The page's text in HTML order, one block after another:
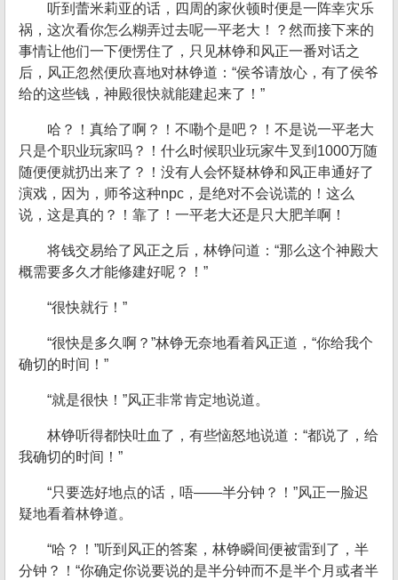
听到蕾米莉亚的话，四周的家伙顿时便是一阵幸灾乐
祸，这次看你怎么糊弄过去呢一平老大！？然而接下来的
事情让他们一下便愣住了，只见林铮和风正一番对话之
后，风正忽然便欣喜地对林铮道：“侯爷请放心，有了侯爷
给的这些钱，神殿很快就能建起来了！”
哈？！真给了啊？！不嘞个是吧？！不是说一平老大
只是个职业玩家吗？！什么时候职业玩家牛叉到1000万随
随便便就扔出来了？！没有人会怀疑林铮和风正串通好了
演戏，因为，师爷这种npc，是绝对不会说谎的！这么
说，这是真的？！靠了！一平老大还是只大肥羊啊！
将钱交易给了风正之后，林铮问道：“那么这个神殿大
概需要多久才能修建好呢？！”
“很快就行！”
“很快是多久啊？”林铮无奈地看着风正道，“你给我个
确切的时间！”
“就是很快！”风正非常肯定地说道。
林铮听得都快吐血了，有些恼怒地说道：“都说了，给
我确切的时间！”
“只要选好地点的话，唔——半分钟？！”风正一脸迟
疑地看着林铮道。
“哈？！”听到风正的答案，林铮瞬间便被雷到了，半
分钟？！“你确定你说要说的是半分钟而不是半个月或者半